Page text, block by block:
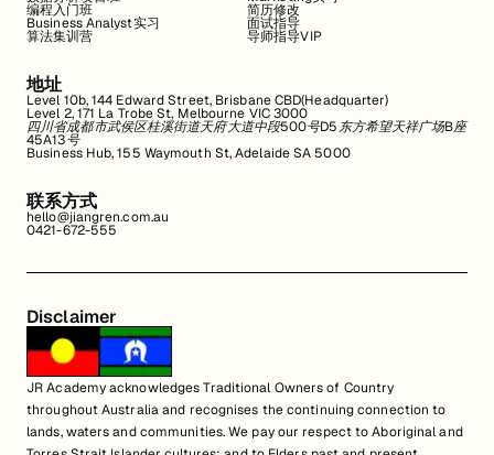
编程入门班
Business Analyst实习
算法集训营
简历修改
面试指导
导师指导VIP
地址
Level 10b, 144 Edward Street, Brisbane CBD(Headquarter)
Level 2, 171 La Trobe St, Melbourne VIC 3000
四川省成都市武侯区桂溪街道天府大道中段500号D5东方希望天祥广场B座
45A13号
Business Hub, 155 Waymouth St, Adelaide SA 5000
联系方式
hello@jiangren.com.au
0421-672-555
Disclaimer
JR Academy acknowledges Traditional Owners of Country
throughout Australia and recognises the continuing connection to
lands, waters and communities. We pay our respect to Aboriginal and